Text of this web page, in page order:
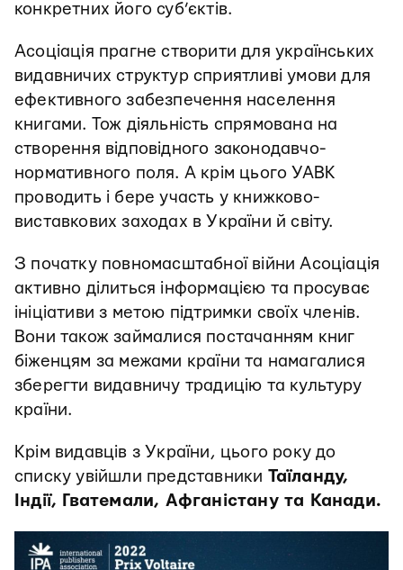
конкретних його суб’єктів.
Асоціація прагне створити для українських
видавничих структур сприятливі умови для
ефективного забезпечення населення
книгами. Тож діяльність спрямована на
створення відповідного законодавчо-
нормативного поля. А крім цього УАВК
проводить і бере участь у книжково-
виставкових заходах в України й світу.
З початку повномасштабної війни Асоціація
активно ділиться інформацією та просуває
ініціативи з метою підтримки своїх членів.
Вони також займалися постачанням книг
біженцям за межами країни та намагалися
зберегти видавничу традицію та культуру
країни.
Крім видавців з України, цього року до
списку увійшли представники Таїланду,
Індії, Гватемали, Афганістану та Канади.